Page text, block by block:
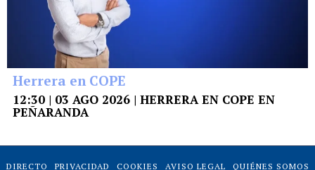
Herrera en COPE
12:30 | 03 AGO 2026 | HERRERA EN COPE EN
PEÑARANDA
DIRECTO PRIVACIDAD COOKIES AVISO LEGAL QUIÉNES SOMOS